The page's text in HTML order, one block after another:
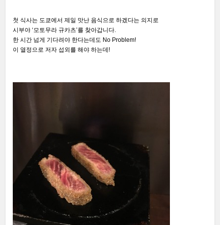
첫 식사는 도쿄에서 제일 맛난 음식으로 하겠다는 의지로
시부야 ‘모토무라 규카츠’를 찾아갑니다.
한 시간 넘게 기다려야 한다는데도 No Problem!
이 열정으로 저자 섭외를 해야 하는데!